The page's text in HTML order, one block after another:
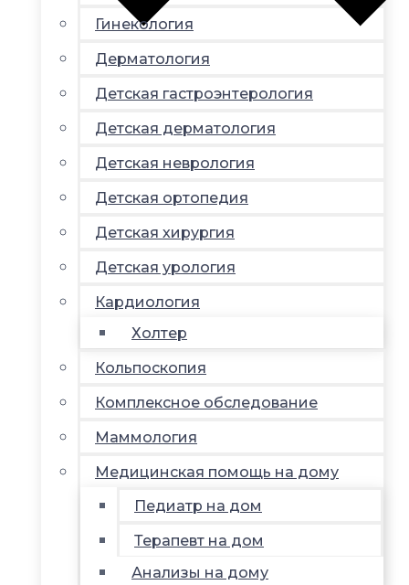
Гинекология
Дерматология
Детская гастроэнтерология
Детская дерматология
Детская неврология
Детская ортопедия
Детская хирургия
Детская урология
Кардиология
Холтер
Кольпоскопия
Комплексное обследование
Маммология
Медицинская помощь на дому
Педиатр на дом
Терапевт на дом
Анализы на дому